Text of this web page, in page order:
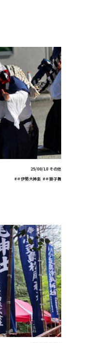
25/08/18 その他
#＃伊勢大神楽 #＃獅子舞